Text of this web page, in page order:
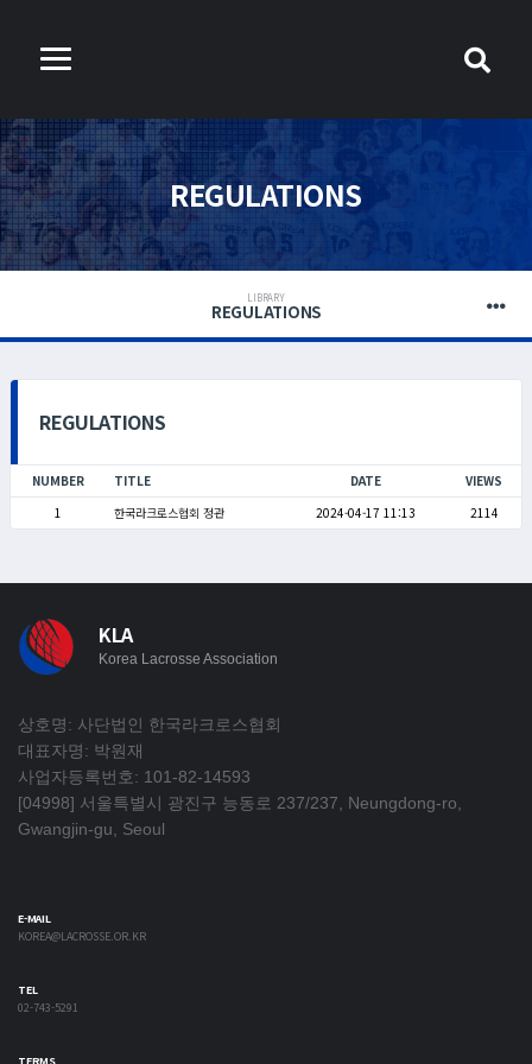
REGULATIONS
LIBRARY
REGULATIONS
REGULATIONS
NUMBER TITLE DATE
VIEWS
1
한국라크로스협회 정관 2024-04-17 11:13 2114
KLA
Korea Lacrosse Association
상호명: 사단법인 한국라크로스협회
대표자명: 박원재
사업자등록번호: 101-82-14593
[04998] 서울특별시 광진구 능동로 237/237, Neungdong-ro,
Gwangjin-gu, Seoul
E-MAIL
KOREA@LACROSSE.OR.KR
TEL
02-743-5291